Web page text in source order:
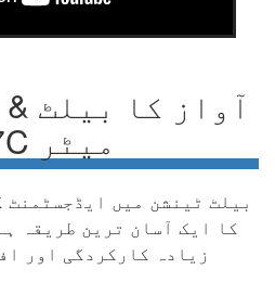
آواز کا بیلٹ &
میٹر 507C
بیلٹ ٹینشن میں ایڈجسٹمنٹ
کا ایک آسان ترین طریقہ
زیادہ کارکردگی اور